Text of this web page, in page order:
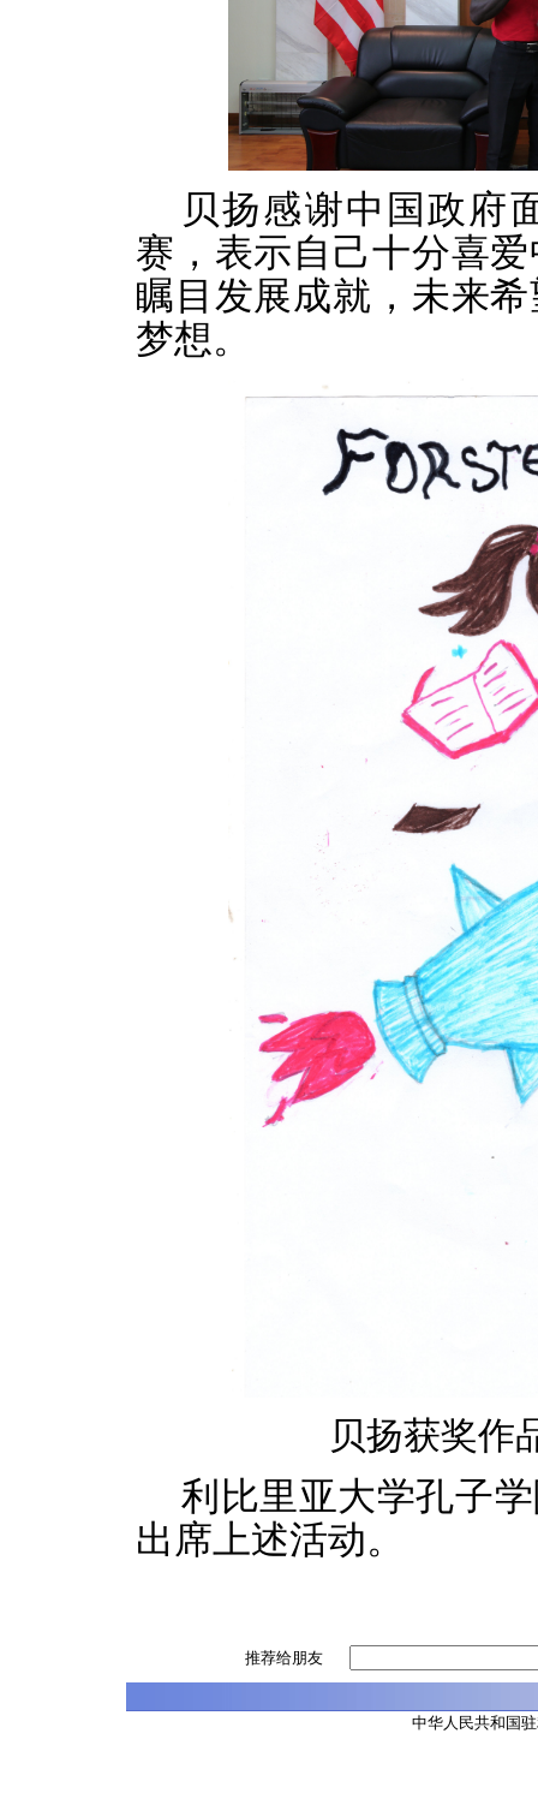
贝扬感谢中国政府
赛，表示自己十分喜
瞩目发展成就，未来
梦想。
贝扬获奖作
利比里亚大学孔子
出席上述活动。
推荐给朋友
中华人民共和国